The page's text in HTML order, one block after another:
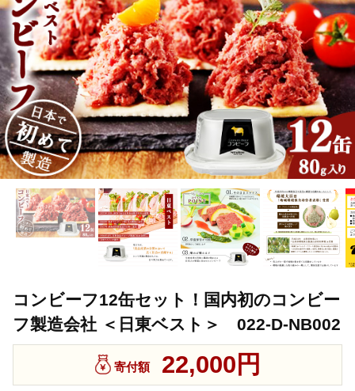
TOP 加工食品 惣菜・レトルト ほかの惣菜 コンビ
TOP 加工食品 缶詰・瓶詰 肉(缶詰・瓶詰) コンビー
コンビーフ12缶セット！国内初のコンビー
フ製造会社 ＜日東ベスト＞ 022-D-NB002
寄付額 22,000円